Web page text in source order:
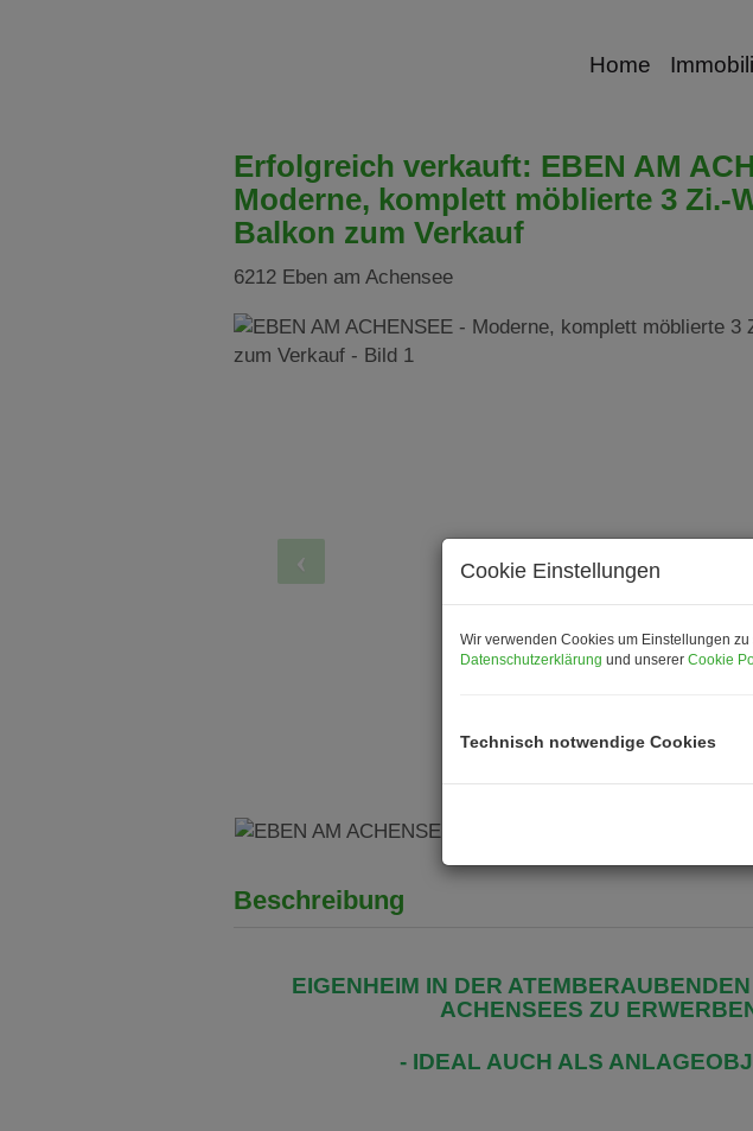
Home
Erfolgreich verkauft: EBEN AM
Moderne, komplett möblierte 3 Zi.-
Balkon zum Verkauf
6212 Eben am Achensee
Beschreibung
EIGENHEIM IN DER
ACHENSEES ZU
- IDEAL AUCH ALS
Cookie Einstellungen
Wir verwenden Cookies um Einstellungen
Datenschutzerklärung und unserer Cookie
Technisch notwendige Cookies